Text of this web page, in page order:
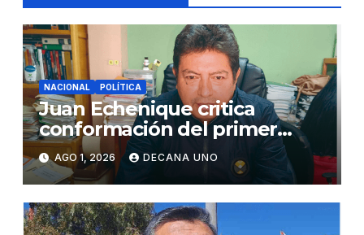
NACIONAL POLÍTICA
Juan Echenique critica
conformación del primer
gabinete ministerial de Keiko
Fujimori
AGO 1, 2026 DECANA UNO